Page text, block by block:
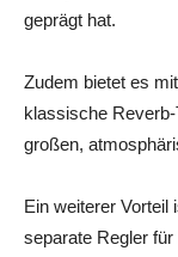
geprägt hat.
Zudem bietet es mit
klassische
großen,
Ein weiterer Vorteil
separate Regler